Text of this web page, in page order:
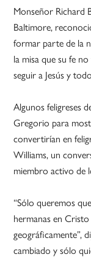
Monseñor Richard
Baltimore,
formar parte de la
la misa que su fe
seguir a Jesús y
Algunos feligreses
Gregorio para
convertirían en
Williams, un
miembro activo de
“Sólo queremos
hermanas en Cristo
geográficamente”,
cambiado y sólo